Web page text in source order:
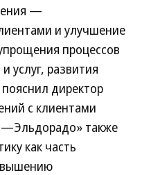
—
и улучшение
процессов
услуг, развития
директор
с клиентами
также
как часть